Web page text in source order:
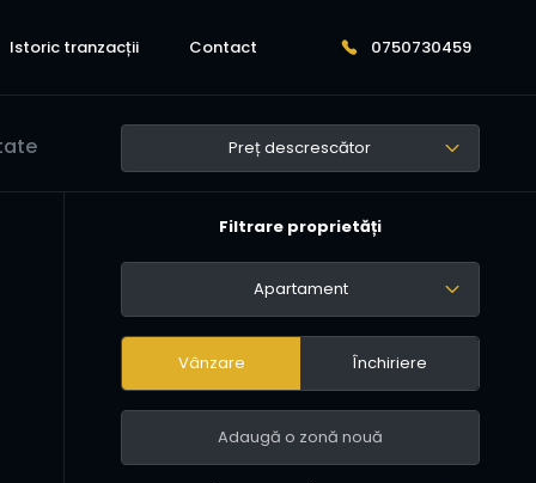
Istoric tranzacții Contact 0750730459
Preț descrescător
Filtrare proprietăți
Apartament
Vânzare Închiriere